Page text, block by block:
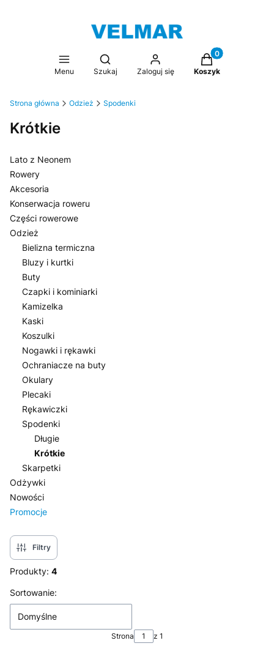
Menu
Otwórz wyszukiwarkę
Szukaj Zaloguj się
Produkty w
Koszyk
Strona główna Odzież Spodenki
Krótkie
Lato z Neonem
Rowery
Akcesoria
Konserwacja roweru
Części rowerowe
Odzież
Bielizna termiczna
Bluzy i kurtki
Buty
Czapki i kominiarki
Kamizelka
Kaski
Koszulki
Nogawki i rękawki
Ochraniacze na buty
Okulary
Plecaki
Rękawiczki
Spodenki
Długie
Krótkie
Skarpetki
Odżywki
Nowości
Promocje
Filtry
Produkty: 4
Lista produktów
Sortowanie:
Domyślne
Strona z 1